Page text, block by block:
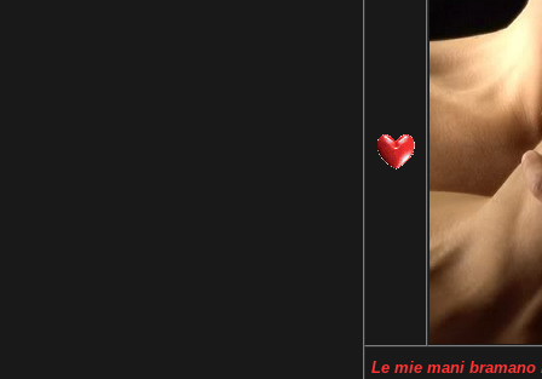
Le mie mani